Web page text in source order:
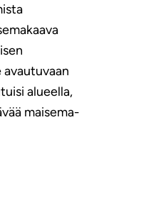
avautuvaan
alueella,
maisema-